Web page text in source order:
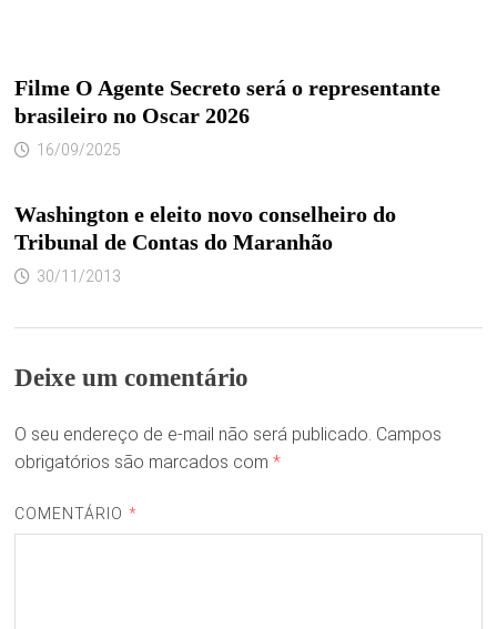
Filme O Agente Secreto será o representante
brasileiro no Oscar 2026
16/09/2025
Washington e eleito novo conselheiro do
Tribunal de Contas do Maranhão
30/11/2013
Deixe um comentário
O seu endereço de e-mail não será publicado. Campos
obrigatórios são marcados com *
COMENTÁRIO *